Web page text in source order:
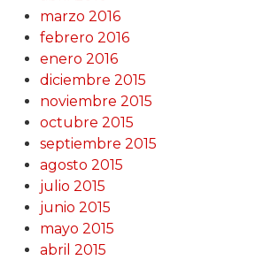
marzo 2016
febrero 2016
enero 2016
diciembre 2015
noviembre 2015
octubre 2015
septiembre 2015
agosto 2015
julio 2015
junio 2015
mayo 2015
abril 2015